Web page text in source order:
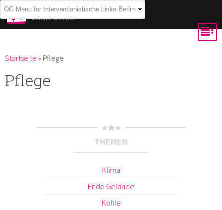
Direkt
zum
Inhalt
Interventionistische
Linke Berlin
Du bist hier
Startseite » Pflege
Pflege
THEMEN
Klima
Ende Gelände
Kohle